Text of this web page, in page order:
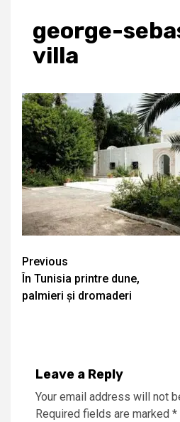
george-
villa
Continue
Reading
Previous
În Tunisia printre dune,
palmieri și dromaderi
Leave a Reply
Your email address will not
Required fields are marked *